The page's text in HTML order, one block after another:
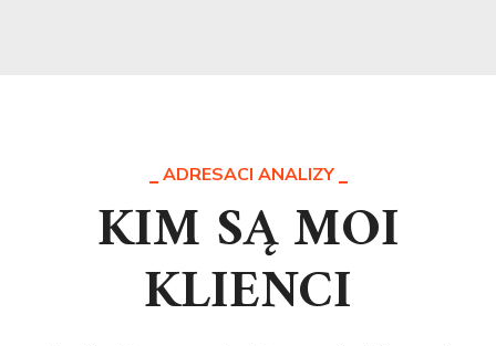
ADRESACI ANALIZY
KIM SĄ MOI
KLIENCI